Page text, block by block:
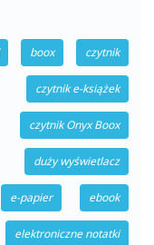
boox czytnik
czytnik e-książek
czytnik Onyx Boox
duży wyświetlacz
e-papier ebook
elektroniczne notatki